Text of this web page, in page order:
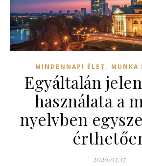
MINDENNAPI ÉLET , MUNKA
Egyáltalán
használata a
nyelvben
2026.03.17.